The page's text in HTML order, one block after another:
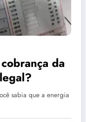
ilegal?
sabia que a energia